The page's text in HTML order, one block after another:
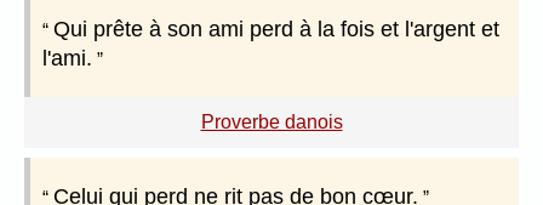
Qui prête à son ami perd à la fois et l'argent et
l'ami.
Proverbe danois
Celui qui perd ne rit pas de bon cœur.